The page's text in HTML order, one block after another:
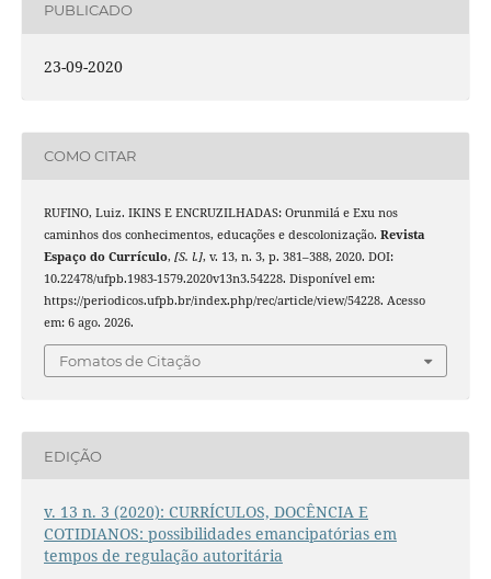
PUBLICADO
23-09-2020
COMO CITAR
RUFINO, Luiz. IKINS E ENCRUZILHADAS: Orunmilá e Exu nos
caminhos dos conhecimentos, educações e descolonização. Revista
Espaço do Currículo, [S. l.], v. 13, n. 3, p. 381–388, 2020. DOI:
10.22478/ufpb.1983-1579.2020v13n3.54228. Disponível em:
https://periodicos.ufpb.br/index.php/rec/article/view/54228. Acesso
em: 6 ago. 2026.
Fomatos de Citação
EDIÇÃO
v. 13 n. 3 (2020): CURRÍCULOS, DOCÊNCIA E
COTIDIANOS: possibilidades emancipatórias em
tempos de regulação autoritária